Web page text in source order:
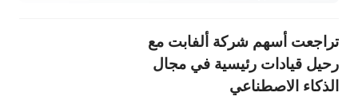
تراجعت أسهم شركة ألفابت مع
رحيل قيادات رئيسية في مجال
الذكاء الاصطناعي